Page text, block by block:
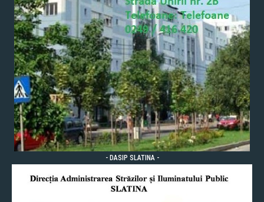
- DASIP SLATINA -